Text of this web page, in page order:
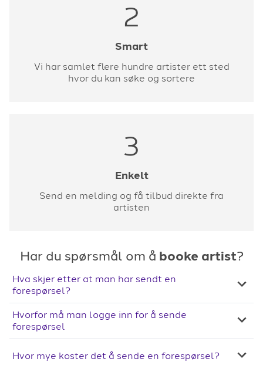
2
Smart
Vi har samlet flere hundre artister ett sted
hvor du kan søke og sortere
3
Enkelt
Send en melding og få tilbud direkte fra
artisten
Har du spørsmål om å booke artist?
Hva skjer etter at man har sendt en
forespørsel?
Hvorfor må man logge inn for å sende
forespørsel
Hvor mye koster det å sende en forespørsel?